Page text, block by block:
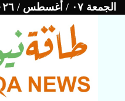
الجمعة ٠٧ / أغسطس / ٢٠٢٦